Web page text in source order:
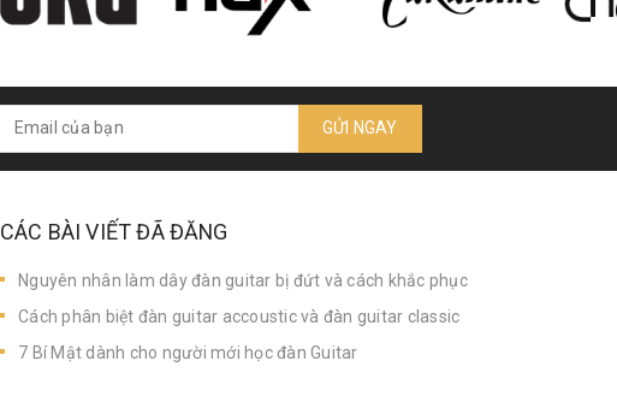
GỬI NGAY
CÁC BÀI VIẾT ĐÃ ĐĂNG
Nguyên nhân làm dây đàn guitar bị đứt và cách khắc phục
Cách phân biệt đàn guitar accoustic và đàn guitar classic
7 Bí Mật dành cho người mới học đàn Guitar